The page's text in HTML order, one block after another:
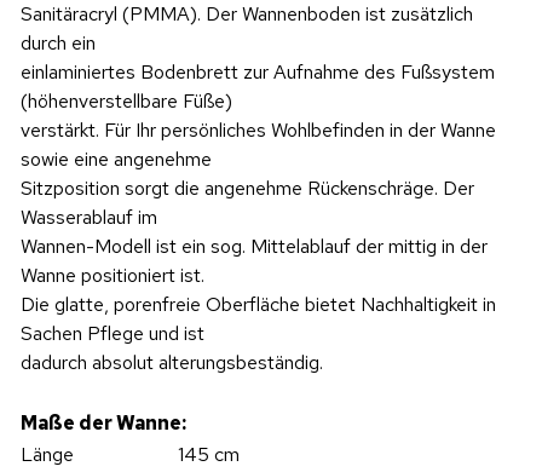
Sanitäracryl (PMMA). Der Wannenboden ist zusätzlich
durch ein
einlaminiertes Bodenbrett zur Aufnahme des Fußsystem
(höhenverstellbare Füße)
verstärkt. Für Ihr persönliches Wohlbefinden in der Wanne
sowie eine angenehme
Sitzposition sorgt die angenehme Rückenschräge. Der
Wasserablauf im
Wannen-Modell ist ein sog. Mittelablauf der mittig in der
Wanne positioniert ist.
Die glatte, porenfreie Oberfläche bietet Nachhaltigkeit in
Sachen Pflege und ist
dadurch absolut alterungsbeständig.
Maße der Wanne:
Länge
145 cm